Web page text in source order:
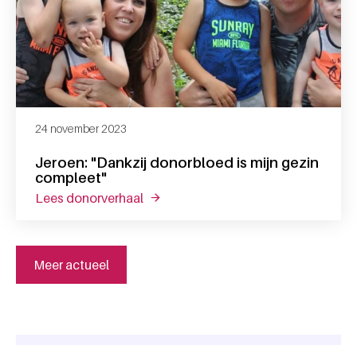
Jeroen: "Dankzij donorbloed is mijn gezin
compleet"
24 november 2023
lees donorverhaal over jeroen: "dankzij donorbloed is
Meer actueel